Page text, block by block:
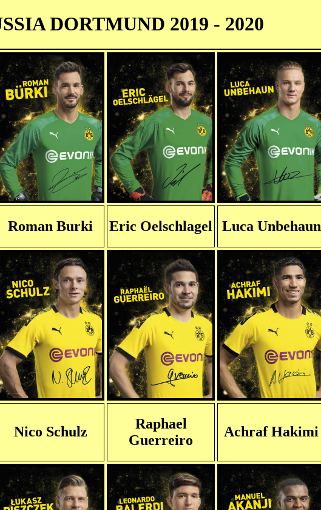
DORTMUND 2019 - 2020
Roman Burki Eric Oelschlagel Luca Unbehaun
Nico Schulz
Raphael
Guerreiro
Achraf Hakimi